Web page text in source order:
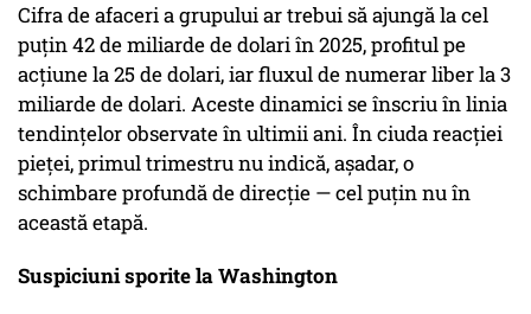
Cifra de afaceri a grupului ar trebui să ajungă la cel
puțin 42 de miliarde de dolari în 2025, profitul pe
acțiune la 25 de dolari, iar fluxul de numerar liber la 3
miliarde de dolari. Aceste dinamici se înscriu în linia
tendințelor observate în ultimii ani. În ciuda reacției
pieței, primul trimestru nu indică, așadar, o
schimbare profundă de direcție — cel puțin nu în
această etapă.
Suspiciuni sporite la Washington